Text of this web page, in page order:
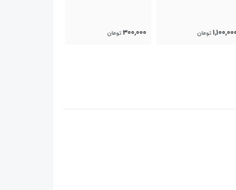
300,000 تومان 850,000 تومان